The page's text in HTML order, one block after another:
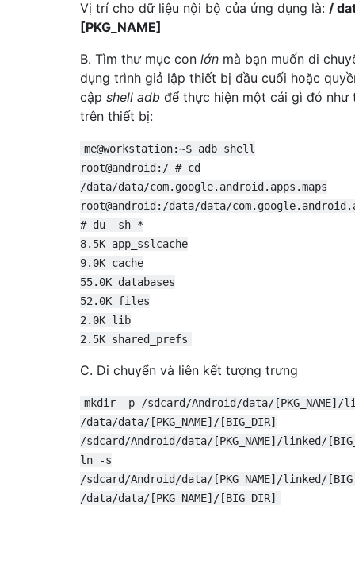
Vị trí cho dữ liệu nội bộ của ứng dụng là: /
[PKG_NAME]
B. Tìm thư mục con lớn mà bạn muốn di
dụng trình giả lập thiết bị đầu cuối hoặc
cập shell adb để thực hiện một cái gì đó như
trên thiết bị:
me@workstation:~$ adb shell
root@android:/ # cd
/data/data/com.google.android.apps.maps
root@android:/data/data/
# du -sh *
8.5K app_sslcache
9.0K cache
55.0K databases
52.0K files
2.0K lib
2.5K shared_prefs
C. Di chuyển và liên kết tượng trưng
mkdir -p /sdcard/Android/data/[PKG_NAME]/
/data/data/[PKG_NAME]/[BIG_DIR]
/sdcard/Android/data/[PKG_NAME]/linked/
ln -s
/sdcard/Android/data/[PKG_NAME]/linked/
/data/data/[PKG_NAME]/[BIG_DIR]